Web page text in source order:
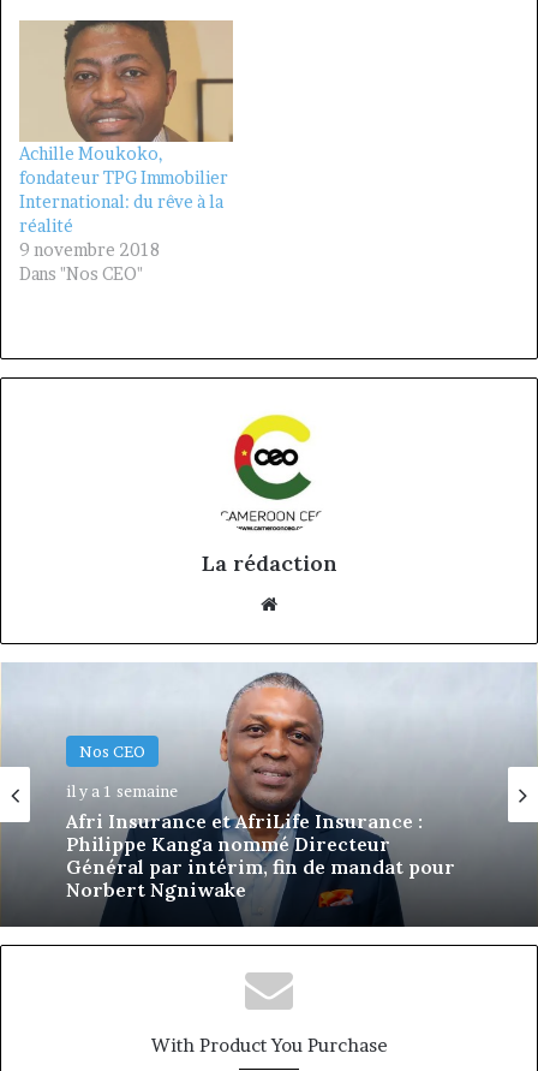
Achille Moukoko,
fondateur TPG Immobilier
International: du rêve à la
réalité
9 novembre 2018
Dans "Nos CEO"
La rédaction
Nos CEO
il y a 1 semaine
Afri Insurance et AfriLife Insurance :
Philippe Kanga nommé Directeur
Général par intérim, fin de mandat pour
Norbert Ngniwake
Nos CEO
18 juin 2026
Eva Mballa, la journaliste-entrepreneure
qui veut donner aux médias africains une
nouvelle saison
With Product You Purchase